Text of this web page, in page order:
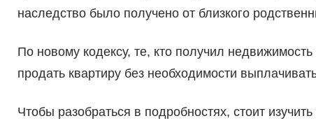
наследство было получено от близкого
По новому кодексу, те, кто получил
продать квартиру без необходимости
Чтобы разобраться в подробностях, стоит